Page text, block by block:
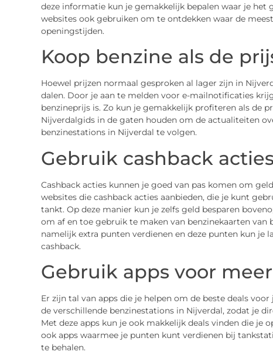
deze informatie kun je gemakkelijk bepalen waar je het
websites ook gebruiken om te ontdekken waar de
openingstijden.
Koop benzine als de
Hoewel prijzen normaal gesproken al lager zijn in
dalen. Door je aan te melden voor e-mailnotificaties
benzineprijs is. Zo kun je gemakkelijk profiteren als de
Nijverdalgids in de gaten houden om de actualiteiten
benzinestations in Nijverdal te volgen.
Gebruik cashback acties
Cashback acties kunnen je goed van pas komen om
websites die cashback acties aanbieden, die je kunt
tankt. Op deze manier kun je zelfs geld besparen
om af en toe gebruik te maken van benzinekaarten van
namelijk extra punten verdienen en deze punten kun je
cashback.
Gebruik apps voor
Er zijn tal van apps die je helpen om de beste deals
de verschillende benzinestations in Nijverdal, zodat je
Met deze apps kun je ook makkelijk deals vinden die je
ook apps waarmee je punten kunt verdienen bij
te behalen.